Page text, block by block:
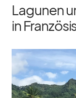
Lagunen
in